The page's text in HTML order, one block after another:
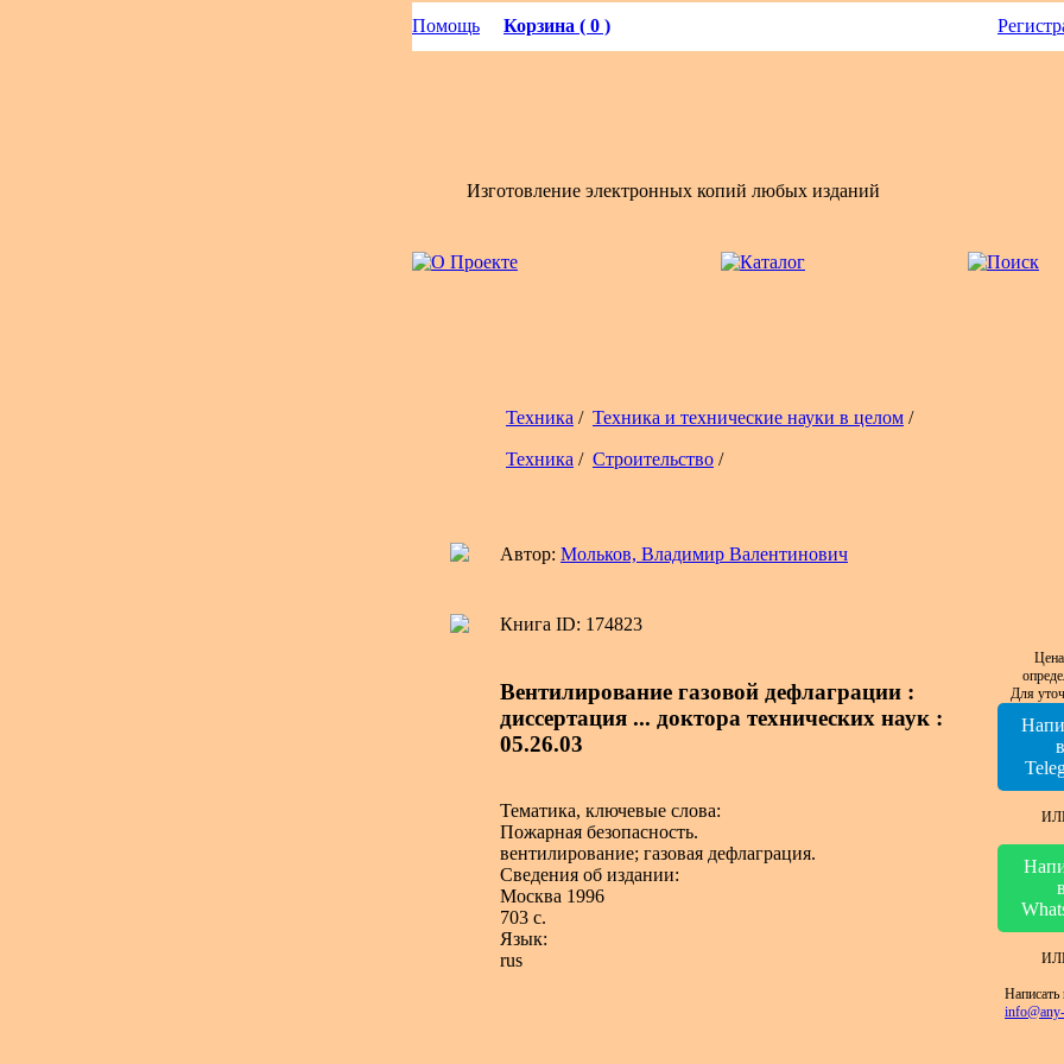
Помощь Корзина ( 0 )
Изготовление электронных копий любых изданий
Техника / Техника и технические науки в целом /
Техника / Строительство /
Автор: Мольков, Владимир Валентинович
Книга ID: 174823
Вентилирование газовой дефлаграции :
диссертация ... доктора технических наук :
05.26.03
Тематика, ключевые слова:
Пожарная безопасность.
вентилирование; газовая дефлаграция.
Сведения об издании:
Москва 1996
703 с.
Язык:
rus
Для
в
в
Написать